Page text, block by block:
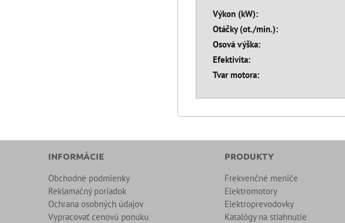
Výkon (kW):
Otáčky (ot./min.):
Osová výška:
Efektivita:
Tvar motora:
INFORMÁCIE
Obchodné podmienky
Reklamačný poriadok
Ochrana osobných údajov
Vypracovať cenovú ponuku
PRODUKTY
Frekvenčné meniče
Elektromotory
Elektroprevodovky
Katalógy na stiahnutie